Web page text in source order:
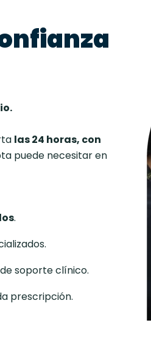
las 24 horas, con
puede necesitar en
.
soporte clínico.
prescripción.